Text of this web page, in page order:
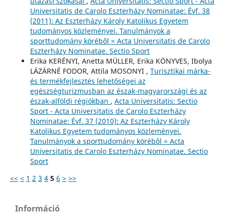
Universitatis de Carolo Eszterházy Nominatae: Évf. 38
(2011): Az Eszterházy Károly Katolikus Egyetem
tudományos közleményei. Tanulmányok a
sporttudomány köréből = Acta Universitatis de Carolo
Eszterházy Nominatae. Sectio Sport
Erika KERÉNYI, Anetta MÜLLER, Erika KÖNYVES, Ibolya
LÁZÁRNÉ FODOR, Attila MOSONYI , Turisztikai márka-
és termékfejlesztés lehetőségei az
egészségturizmusban az észak-magyarországi és az
észak-alföldi régiókban , Acta Universitatis: Sectio
Sport - Acta Universitatis de Carolo Eszterházy
Nominatae: Évf. 37 (2010): Az Eszterházy Károly
Katolikus Egyetem tudományos közleményei.
Tanulmányok a sporttudomány köréből = Acta
Universitatis de Carolo Eszterházy Nominatae. Sectio
Sport
<< < 1 2 3 4 5 6 > >>
Információ